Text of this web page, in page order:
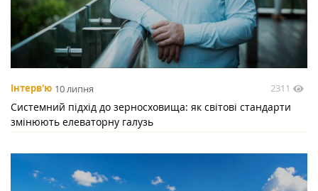
Інтерв'ю 10 липня 2311
Системний підхід до зерносховища: як світові стандарти
змінюють елеваторну галузь